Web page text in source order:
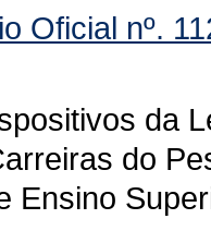
Oficial nº.
da
do
Ensino